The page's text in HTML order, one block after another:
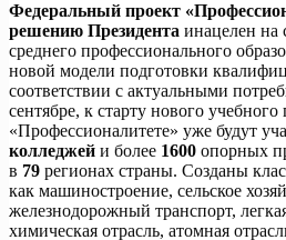
Федеральный проект
решению Президента инацелен на
среднего профессионального
новой модели подготовки
соответствии с актуальными
сентябре, к старту нового учебного
«Профессионалитете» уже будут
колледжей и более 1600 опорных
в 79 регионах страны. Созданы
как машиностроение, сельское
железнодорожный транспорт,
химическая отрасль, атомная